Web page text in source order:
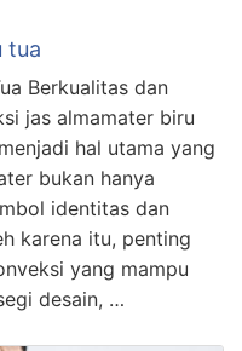
tua
Berkualitas dan
jas almamater biru
hal utama yang
bukan hanya
identitas dan
karena itu, penting
yang mampu
desain, …